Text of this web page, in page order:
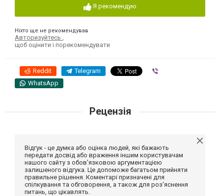
Я рекомендую
Ніхто ще не рекомендував
Авторизуйтесь
щоб оцінити і порекомендувати
Reddit Telegram
WhatsApp
Рецензія
Відгук - це думка або оцінка людей, які бажають
передати досвід або враження іншим користувачам
нашого сайту з обов'язковою аргументацією
залишеного відгука. Це допоможе багатьом прийняти
правильне рішення. Коментарі призначені для
спілкування та обговорення, а також для роз'яснення
питань, що цікавлять.